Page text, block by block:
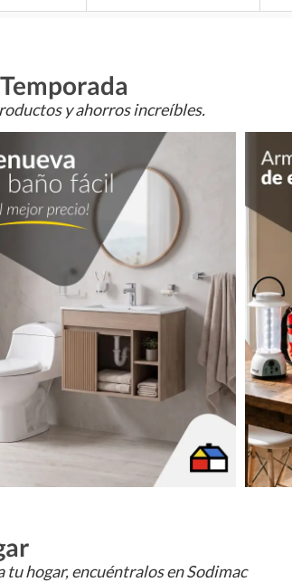
y ahorros increíbles.
hogar, encuéntralos en Sodimac